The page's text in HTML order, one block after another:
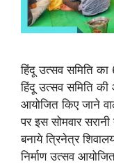
हिंदू उत्सव समिति का
हिंदू उत्सव समिति
आयोजित किए जाने
पर इस सोमवार
बनाये त्रिनेत्र
निर्माण उत्सव